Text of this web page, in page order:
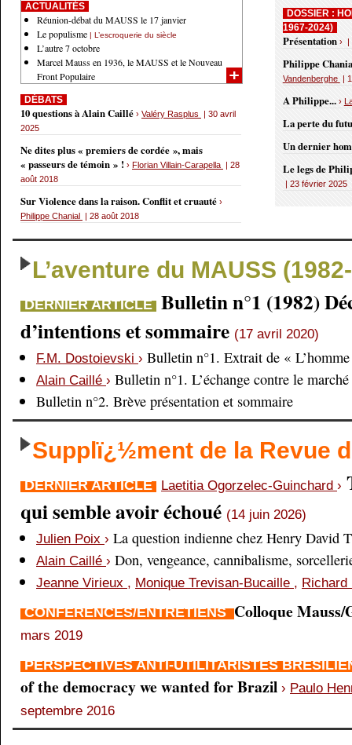
DOSSIER :
1967-2024)
Présentation › |
Philippe
Vandenberghe |
A Philippe... ›
La perte du
Un dernier
Le legs de
| 23 février 2025
ACTUALITÉS
Réunion-débat du MAUSS le 17 janvier
Le populisme | L’escroquerie du siècle
L’autre 7 octobre
Marcel Mauss en 1936, le MAUSS et le Nouveau
Front Populaire
DÉBATS
10 questions à Alain Caillé › Valéry Rasplus
| 30 avril
2025
Ne dites plus « premiers de cordée », mais
« passeurs de témoin » ! › Florian Villain-Carapella | 28
août 2018
Sur Violence dans la raison. Conflit et cruauté ›
Philippe Chanial | 28 août 2018
L’aventure du MAUSS
DERNIER ARTICLE Bulletin n°1 (1982)
d’intentions et sommaire (17 avril 2020)
F.M. Dostoievski › Bulletin n°1. Extrait de «
Alain Caillé › Bulletin n°1. L’échange contre le marché
Bulletin n°2. Brève présentation et sommaire
Supplï¿½ment de la Revue
DERNIER ARTICLE Laetitia Ogorzelec-Guinchard ›
qui semble avoir échoué (14 juin 2026)
Julien Poix › La question indienne chez Henry David
Alain Caillé › Don, vengeance, cannibalisme,
Jeanne Virieux , Monique Trevisan-Bucaille ,
CONFÉRENCES/ENTRETIENS Colloque
mars 2019
PERSPECTIVES ANTI-UTILITARISTES
of the democracy we wanted for Brazil › Paulo
septembre 2016